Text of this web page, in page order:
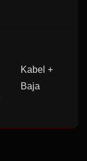
Kabel +
Baja